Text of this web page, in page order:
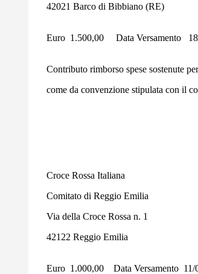
42021 Barco di Bibbiano (RE)
Euro 1.500,00 Data Versamento
Contributo rimborso spese sostenute
come da convenzione stipulata con il
Croce Rossa Italiana
Comitato di Reggio Emilia
Via della Croce Rossa n. 1
42122 Reggio Emilia
Euro 1.000,00 Data Versamento 11/